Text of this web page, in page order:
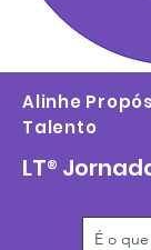
Alinhe
Talento
LT®